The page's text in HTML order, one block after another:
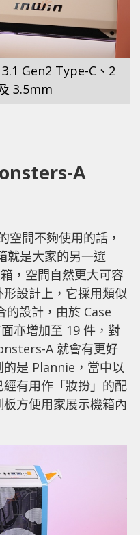
Gen2 Type-C、2
3.5mm
A
空間不夠使用的話，
就是大家的另一選
，空間自然更大可容
設計上，它採用類似
設計，由於 Case
亦增加至 19 件，對
A 就會有更好
是 Plannie，當中以
有用作「妝扮」的配
方便用家展示機箱內